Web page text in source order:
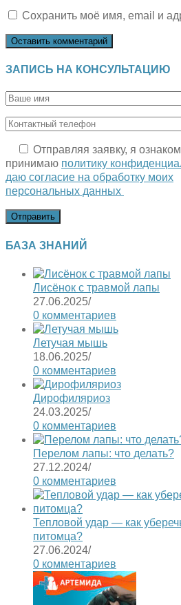
имя
чтобы
адрес,
прокомментировать
вашего
сайта
Сохранить моё имя, email и
ЗАПИСЬ НА КОНСУЛЬТАЦИЮ
Отправляя заявку, я
принимаю политику
даю согласие на обработку моих
персональных данных
БАЗА ЗНАНИЙ
Лисёнок с травмой лапы
27.06.2025/
0 комментариев
Летучая мышь
18.06.2025/
0 комментариев
Дирофиляриоз
24.03.2025/
0 комментариев
Перелом лапы: что делать?
27.12.2024/
0 комментариев
Тепловой удар — как
питомца?
27.06.2024/
0 комментариев